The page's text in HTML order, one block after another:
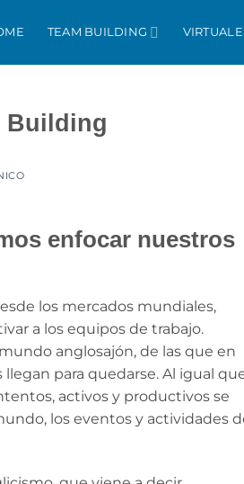
TEAM BUILDING
Building
enfocar nuestros
los mercados mundiales,
a los equipos de trabajo.
anglosajón, de las que en
para quedarse. Al igual
activos y productivos se
los eventos y actividades